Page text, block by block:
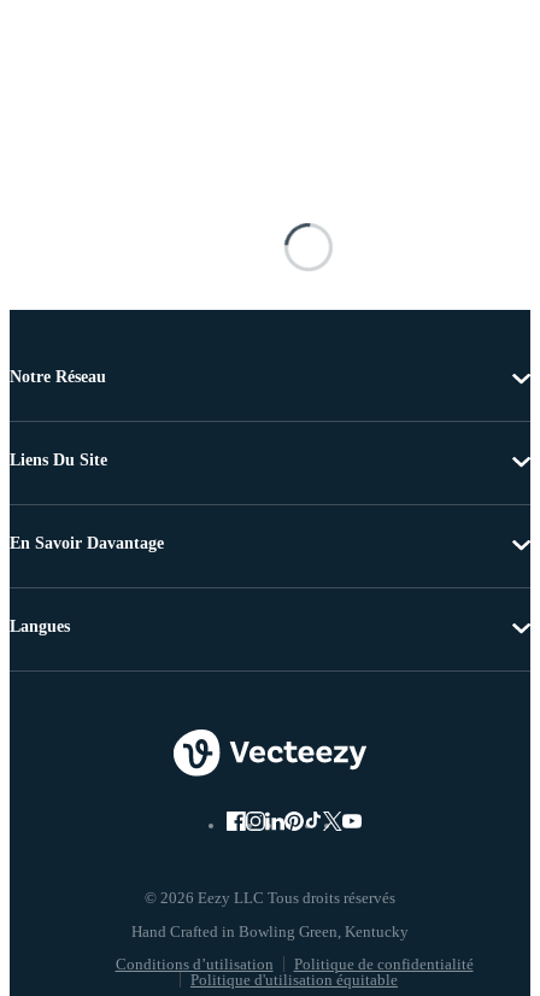
Notre Réseau
Liens Du Site
En Savoir Davantage
© 2026 Eezy LLC Tous droits réservés
Conditions d’utilisation
Politique de confidentialité
Politique d'utilisation équitable
Langues